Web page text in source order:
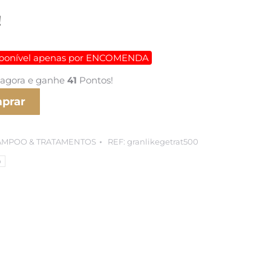
apenas por ENCOMENDA
e ganhe 41 Pontos!
& TRATAMENTOS REF: granlikegetrat500